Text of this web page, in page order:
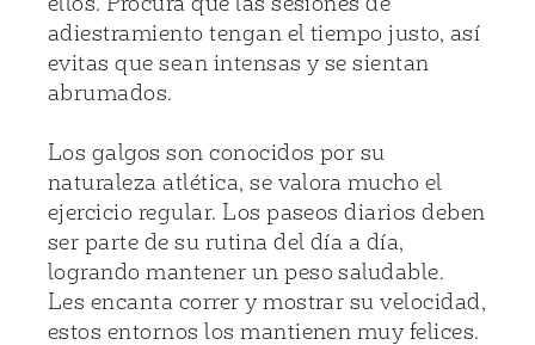
adiestramiento tengan el tiempo justo, así
evitas que sean intensas y se sientan
abrumados.
Los galgos son conocidos por su
naturaleza atlética, se valora mucho el
ejercicio regular. Los paseos diarios deben
ser parte de su rutina del día a día,
logrando mantener un peso saludable.
Les encanta correr y mostrar su velocidad,
estos entornos los mantienen muy felices.